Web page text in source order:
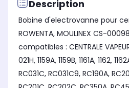
Description
Bobine d'electrovanne pour
ROWENTA, MOULINEX CS-
compatibles : CENTRALE
021H, 1159A, 1159B, 1161A, 1162,
RC031C, RC031C9, RC190A,